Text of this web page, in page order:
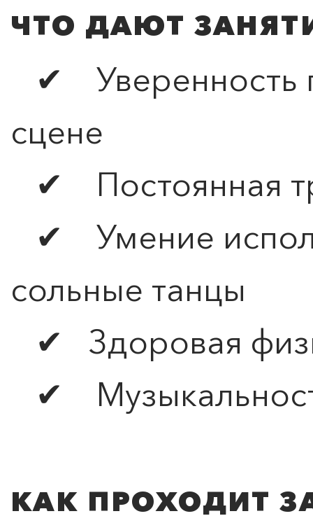
ЧТО ДАЮТ
✔ Уверенность
сцене
✔ Постоянная
✔ Умение
сольные танцы
✔ Здоровая
✔
КАК ПРОХОДИТ